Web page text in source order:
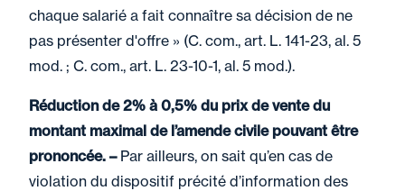
chaque salarié a fait connaître sa décision de ne
pas présenter d'offre » (C. com., art. L. 141-23, al. 5
mod. ; C. com., art. L. 23-10-1, al. 5 mod.).
Réduction de 2% à 0,5% du prix de vente du
montant maximal de l’amende civile pouvant être
prononcée. –Par ailleurs, on sait qu’en cas de
violation du dispositif précité d’information des